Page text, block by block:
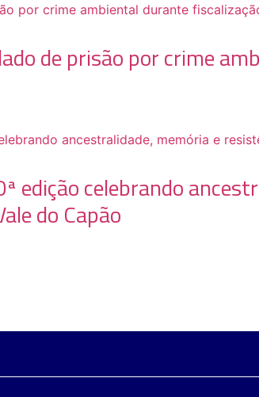
de prisão por crime
edição celebrando
do Capão